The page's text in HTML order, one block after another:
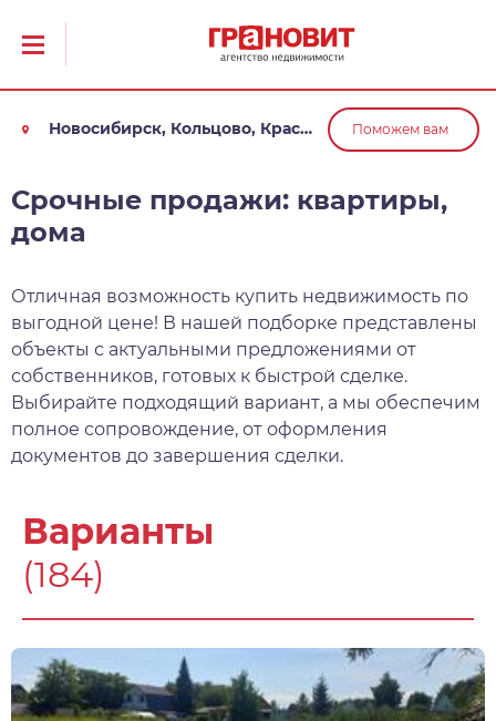
Новосибирск, Кольцово, Краснообск, Обь Поможем вам
Срочные продажи: квартиры,
дома
Отличная возможность купить недвижимость по
выгодной цене! В нашей подборке представлены
объекты с актуальными предложениями от
собственников, готовых к быстрой сделке.
Выбирайте подходящий вариант, а мы обеспечим
полное сопровождение, от оформления
документов до завершения сделки.
Варианты
(184)